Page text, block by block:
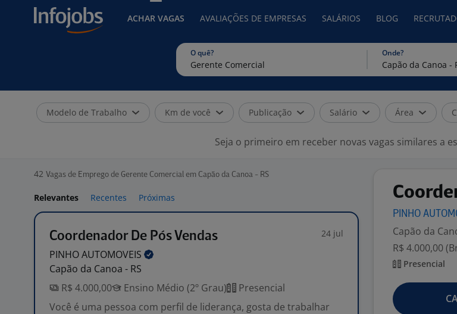
ACHAR VAGAS AVALIAÇÕES DE EMPRESAS SALÁRIOS BLOG
O quê? Onde?
Modelo de Trabalho Km de você Publicação Salário Área
Seja o primeiro em receber novas vagas similares a
42 Vagas de Emprego de Gerente Comercial em Capão da Canoa - RS
Relevantes Recentes Próximas
Coordenador De Pós Vendas 24 jul
PINHOAUTOMOVEIS
Capão da Canoa - RS
R$ 4.000,00
Ensino Médio (2º Grau)
Presencial
Você é uma pessoa com perfil de liderança, gosta de trabalhar
PINHO
Capão da
R$ 4.000,00
Presencial